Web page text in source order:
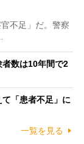
不足」だ。警察
者数は10年間で2
て「患者不足」に
一覧を見る